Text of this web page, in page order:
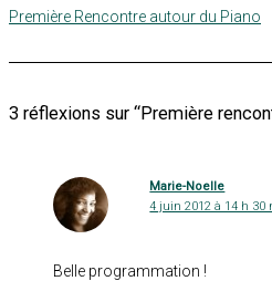
Première Rencontre autour du Piano
3 réflexions sur “Première
Marie-Noelle
4 juin 2012 à 14 h 30
Belle programmation !